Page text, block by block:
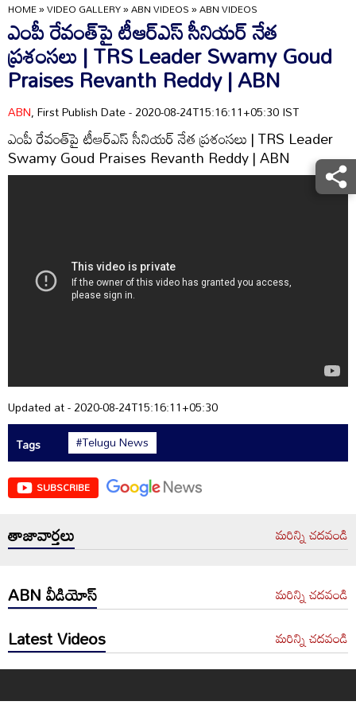
HOME»VIDEO GALLERY»ABN VIDEOS»ABN VIDEOS
ఎంపీ రేవంత్‌పై టీఆర్ఎస్ సీనియర్ నేత
ప్రశంసలు | TRS Leader Swamy Goud
Praises Revanth Reddy | ABN
ABN, First Publish Date - 2020-08-24T15:16:11+05:30 IST
ఎంపీ రేవంత్‌పై టీఆర్ఎస్ సీనియర్ నేత ప్రశంసలు | TRS Leader
Swamy Goud Praises Revanth Reddy | ABN
Updated at - 2020-08-24T15:16:11+05:30
Tags
#Telugu News
SUBSCRIBE
తాజావార్తలు మరిన్ని చదవండి
ABN వీడియోస్ మరిన్ని చదవండి
Latest Videos మరిన్ని చదవండి